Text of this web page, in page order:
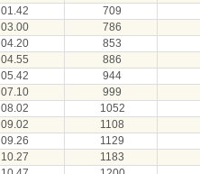
01.42
709
03.00
786
04.20
853
04.55
886
05.42
944
07.10
999
08.02
1052
09.02
1108
09.26
1129
10.27
1183